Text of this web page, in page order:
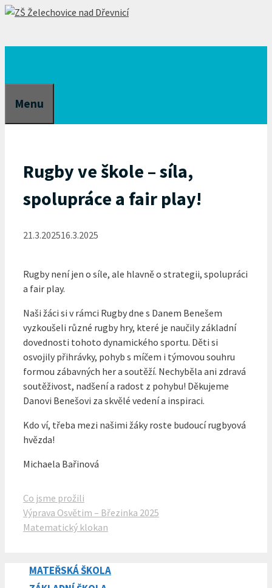
Přeskočit
Menu
Rugby ve škole – síla,
spolupráce a fair play!
21.3.202516.3.2025
Rugby není jen o síle, ale hlavně o strategii, spolupráci
a fair play.
Naši žáci si v rámci Rugby dne s Danem Benešem
vyzkoušeli různé rugby hry, které je naučily základní
dovednosti tohoto dynamického sportu. Děti si
osvojily přihrávky, pohyb s míčem i týmovou souhru
formou zábavných her a soutěží. Nechyběla ani zdravá
soutěživost, nadšení a radost z pohybu! Děkujeme
Danovi Benešovi za skvělé vedení a inspiraci.
Kdo ví, třeba mezi našimi žáky roste budoucí rugbyová
hvězda!
Michaela Bařinová
Rubriky
Co jsme prožili
Výprava Osvětim – Březinka 2025
Matematický klokan
MATEŘSKÁ ŠKOLA